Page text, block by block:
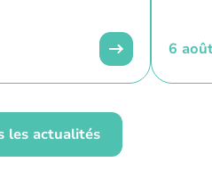
6
les actualités